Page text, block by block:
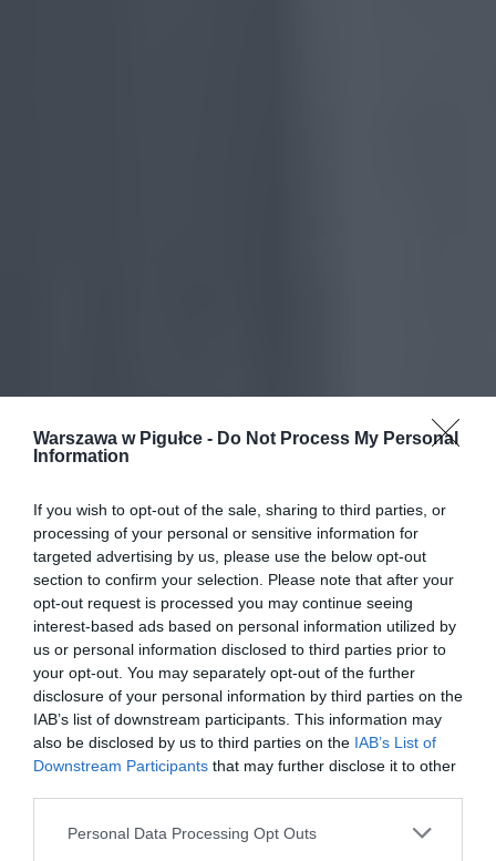
Warszawa w Pigułce - Do Not Process My Personal
Information
If you wish to opt-out of the sale, sharing to third parties, or
processing of your personal or sensitive information for
targeted advertising by us, please use the below opt-out
section to confirm your selection. Please note that after your
opt-out request is processed you may continue seeing
interest-based ads based on personal information utilized by
us or personal information disclosed to third parties prior to
your opt-out. You may separately opt-out of the further
disclosure of your personal information by third parties on the
IAB’s list of downstream participants. This information may
also be disclosed by us to third parties on the IAB’s List of
Downstream Participants that may further disclose it to other
Personal Data Processing Opt Outs